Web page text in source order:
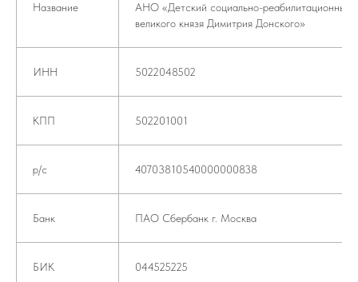
Название
АНО «Детский социально-реабилитационный
великого князя Димитрия Донского»
ИНН 5022048502
КПП 502201001
р/с 40703810540000000838
Банк ПАО Сбербанк г. Москва
БИК 044525225